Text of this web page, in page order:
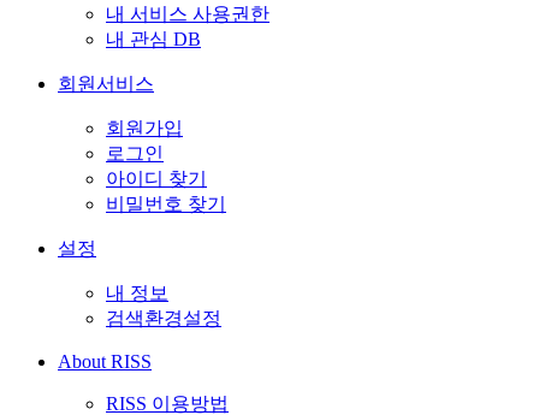
내 서비스 사용권한
내 관심 DB
회원서비스
회원가입
로그인
아이디 찾기
비밀번호 찾기
설정
내 정보
검색환경설정
About RISS
RISS 이용방법